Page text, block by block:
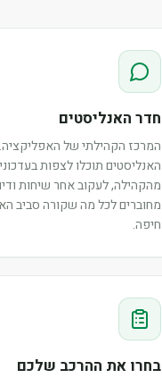
חדר האנליסטים
המרכז הקהילתי של
האנליסטים תוכלו לצפות
מהקהילה, לעקוב אחר שיחות
מחוברים לכל מה שקורה סביב
חיפה.
בחרו את ההרכב שלכם